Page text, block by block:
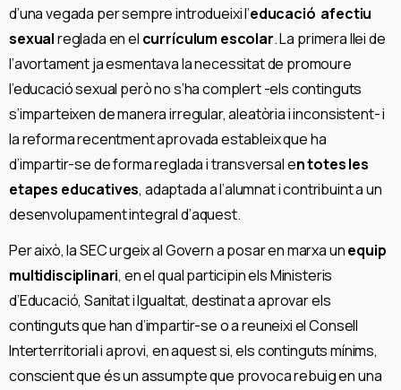
d’una vegada per sempre introdueixi l’educació afectiu
sexualreglada en el currículum escolar. La primera llei de
l’avortament ja esmentava la necessitat de promoure
l’educació sexual però no s’ha complert -els continguts
s’imparteixen de manera irregular, aleatòria i inconsistent- i
la reforma recentment aprovada estableix que ha
d’impartir-se de forma reglada i transversal en totes les
etapes educatives, adaptada a l’alumnat i contribuint a un
desenvolupament integral d’aquest.
Per això, la SEC urgeix al Govern a posar en marxa unequip
multidisciplinari, en el qual participin els Ministeris
d’Educació, Sanitat i Igualtat, destinat a aprovar els
continguts que han d’impartir-se o a reuneixi el Consell
Interterritorial i aprovi, en aquest si, els continguts mínims,
conscient que és un assumpte que provoca rebuig en una